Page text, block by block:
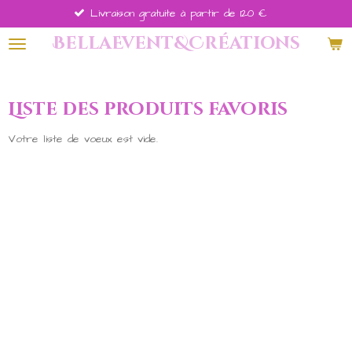
au
contenu BellaEvent&Créations
Livraison gratuite à partir de 120 €
Liste des produits favoris
Votre liste de voeux est vide.